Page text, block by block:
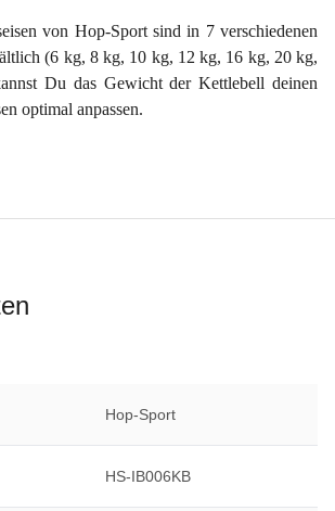
von Hop-Sport sind in 7 verschiedenen
(6 kg, 8 kg, 10 kg, 12 kg, 16 kg, 20 kg,
Du das Gewicht der Kettlebell deinen
optimal anpassen.
Hop-Sport
HS-IB006KB